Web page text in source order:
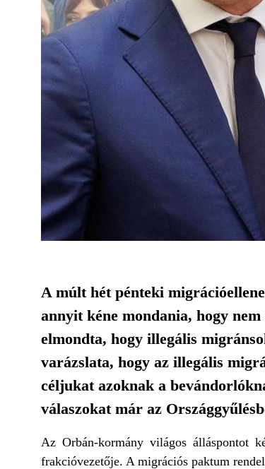
A múlt hét pénteki
annyit kéne mondania, hogy
elmondta, hogy illegális
varázslata, hogy az illegális
céljukat azoknak a
válaszokat már az
Az Orbán-kormány világos álláspontot
frakcióvezetője. A migrációs paktum